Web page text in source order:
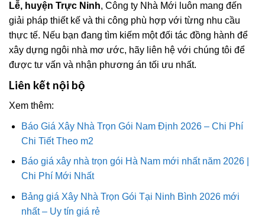
Lễ, huyện Trực Ninh, Công ty Nhà Mới luôn mang đến
giải pháp thiết kế và thi công phù hợp với từng nhu cầu
thực tế. Nếu bạn đang tìm kiếm một đối tác đồng hành để
xây dựng ngôi nhà mơ ước, hãy liên hệ với chúng tôi để
được tư vấn và nhận phương án tối ưu nhất.
Liên kết nội bộ
Xem thêm:
Báo Giá Xây Nhà Trọn Gói Nam Định 2026 – Chi Phí
Chi Tiết Theo m2
Báo giá xây nhà trọn gói Hà Nam mới nhất năm 2026 |
Chi Phí Mới Nhất
Bảng giá Xây Nhà Trọn Gói Tại Ninh Bình 2026 mới
nhất – Uy tín giá rẻ